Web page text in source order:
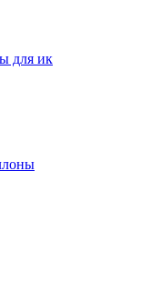
для ик